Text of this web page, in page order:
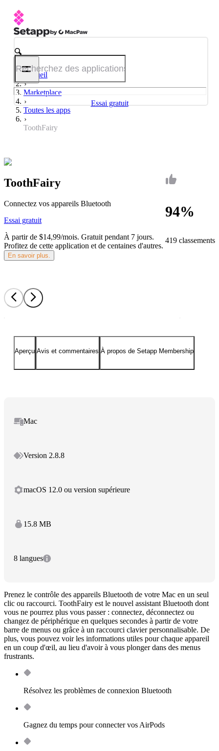
Essai gratuit
Accueil
Marketplace
Toutes les apps
ToothFairy
94%
419 classements
ToothFairy
Connectez vos appareils Bluetooth
Essai gratuit
À partir de $14,99/mois. Gratuit pendant 7 jours.
Profitez de cette application et de centaines d'autres.
En savoir plus.
Aperçu Avis et commentaires À propos de Setapp Membership
Mac
Version 2.8.8
macOS 12.0 ou version supérieure
15.8 MB
8 langues
Prenez le contrôle des appareils Bluetooth de votre Mac en un seul
clic ou raccourci. ToothFairy est le nouvel assistant Bluetooth dont
vous ne pourrez plus vous passer : connectez, déconnectez ou
changez de périphérique en quelques secondes à partir de votre
barre de menus ou grâce à un raccourci clavier personnalisable. De
plus, vous pouvez voir les informations utiles pour chaque appareil
en un coup d'œil, au lieu d'avoir à vous plonger dans des menus
frustrants.
Résolvez les problèmes de connexion Bluetooth
Gagnez du temps pour connecter vos AirPods